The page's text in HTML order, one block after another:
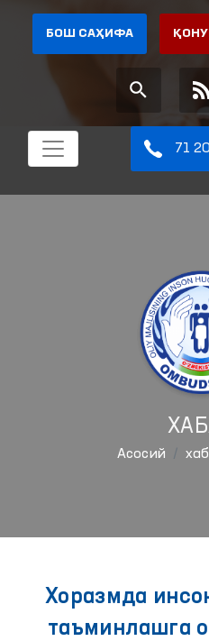
БОШ САҲИФА
71
Aсосий
Хоразмда
таъминлашга